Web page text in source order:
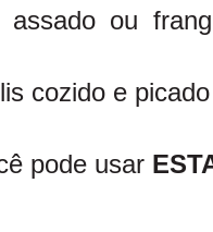
assado ou
cozido e picado
pode usar